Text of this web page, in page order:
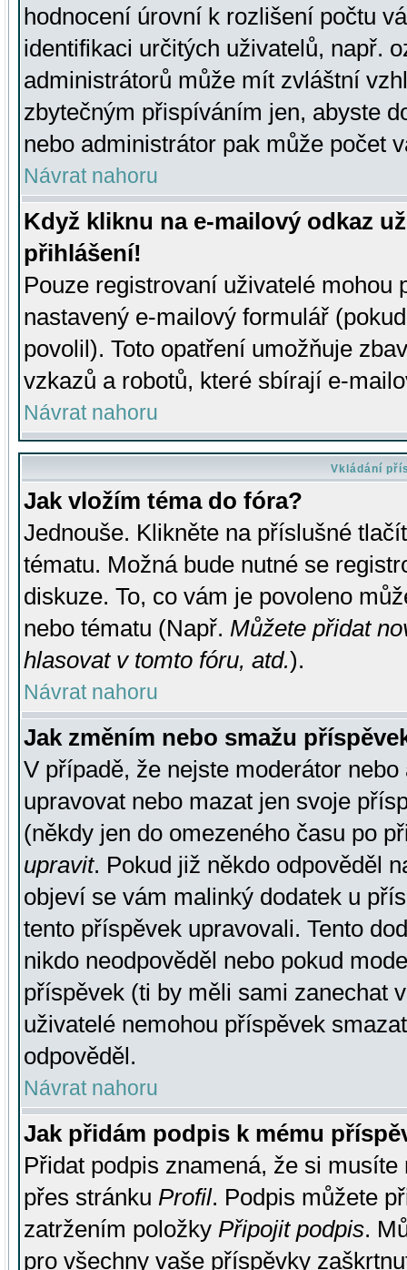
hodnocení úrovní k rozlišení počtu
identifikaci určitých uživatelů, např.
administrátorů může mít zvláštní
zbytečným přispíváním jen, abyste
nebo administrátor pak může počet
Návrat nahoru
Když kliknu na e-mailový odkaz
přihlášení!
Pouze registrovaní uživatelé mohou
nastavený e-mailový formulář
povolil). Toto opatření umožňuje
vzkazů a robotů, které sbírají e-
Návrat nahoru
Vkládání
Jak vložím téma do fóra?
Jednouše. Klikněte na příslušné
tématu. Možná bude nutné se
diskuze. To, co vám je povoleno
nebo tématu (Např. Můžete přidat
hlasovat v tomto fóru, atd.).
Návrat nahoru
Jak změním nebo smažu
V případě, že nejste moderátor
upravovat nebo mazat jen svoje
(někdy jen do omezeného času po
upravit. Pokud již někdo odpověděl
objeví se vám malinký dodatek u
tento příspěvek upravovali. Tento
nikdo neodpověděl nebo pokud
příspěvek (ti by měli sami zanechat
uživatelé nemohou příspěvek
odpověděl.
Návrat nahoru
Jak přidám podpis k mému
Přidat podpis znamená, že si
přes stránku Profil. Podpis můžete
zatržením položky Připojit podpis.
pro všechny vaše příspěvky